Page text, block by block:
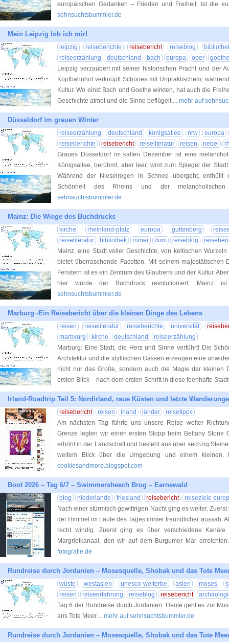
europäischen Gedanken – Frieden und Freiheit. Ist die
sehnsuchtsbummler.de
Mein Leipzig lob ich mir!
leipzig reiseberichte reisebericht reiseblog
reiseerzählung
deutschland bach europa oper
goethe
Leipzig verzaubert mit seiner historischen Pracht und der
Kopfbahnhof verknüpft Schönes mit Unpraktischem,
Kultur. Wo einst Bach und Goethe wirkten, hat auch die
Geschichte atmet und die Sinne beflügelt.... mehr auf
Düsseldorf im grauen Winter
reiseerzählung deutschland königsallee nrw
europa
reiseberichte
reisebericht reiseliteratur reisen nebel
Graues Düsseldorf im kalten Dezember ist eine
Königsallee, berühmt, aber leer, wird zum Spiegel der
Während der Nieselregen in Schnee übergeht, enthüllt
Schönheit des Rheins und der melancholischen
sehnsuchtsbummler.de
Mainz: Die Wiege des Buchdrucks
kirche rheinland-pfalz europa guttenberg
reiseliteratur
bibliothek römer dom reiseblog
Mainz, eine Stadt voller Geschichte, von keltischen
bietet überraschende Facetten. Mit seinem
Fenstern ist es ein Zentrum des Glaubens und der Kultur.
hier wurde der Buchdruck revolutioniert. Mainz
sehnsuchtsbummler.de
Marburg -Ein Reisebericht über die kleinen Dinge des Lebens
reisen reiseliteratur reiseberichte universität
marbvurg
kirche deutschland
reiseerzählung
Marburg: Eine Stadt, die Herz und Sinne verführt! Die
Architektur und die idyllischen Gassen erzeugen eine
nicht nur das Große, sondern auch die Magie der kleinen
ersten Blick – nach dem ersten Schritt in diese feenhafte
Irland-Roadtrip Teil 5: Nordirland, raue Küsten und letzte
reisebericht reisen irland länder
reisetipps
Am nächsten Tag führte uns unsere Reise weiter
Grenze legten wir einen ersten Stopp beim Beltany Stone
erhöht in der Landschaft und besteht aus über sechzig
weitem Blick über die Umgebung und einem kleinen,
cookiesandmore.blogspot.com
Boot 2026 – Tag 6/7 – Swimmersheech Brug – Earnewald
blog niederlande friesland reisebericht
reiseziele
Nach einer stürmisch gewittrigen Nacht ging es weiter.
der Himmel im Laufe des Tages immer freundlicher aussah.
recht windig. Zuerst ging es über verschiedene
Margrietkanaal, den wir auf dem Burgumer Mar
fotografie.de
Rundreise durch Jordanien – Mosesquelle, Shobak und das Tote
wüste westasien unesco-welterbe asien moses
reisen
reiseerfahrung reiseblog reisebericht
Tag 6 der Rundreise durch Jordanien. Heute geht es zur
ans Tote Meer.... mehr auf sehnsuchtsbummler.de
Rundreise durch Jordanien – Mosesquelle, Shobak und das Tote